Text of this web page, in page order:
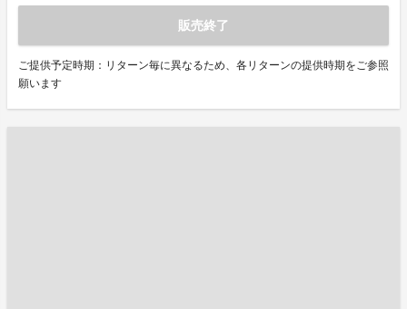
販売終了
ご提供予定時期：リターン毎に異なるため、各リターンの提供時期をご参照
願います